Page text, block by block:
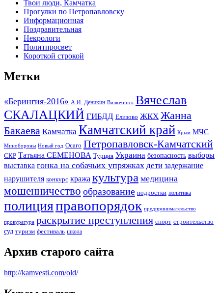
Твои люди, Камчатка
Прогулки по Петропавловску
Информационная
Поздравительная
Некрологи
Политпросвет
Короткой строкой
Метки
«Берингия-2016» А.И. Деникин Вилючинск Вячеслав
СКАЛАЦКИЙ ГИБДД Елизово ЖКХ Жанна
Бакаева Камчатка Камчатский край Крым МЧС
Минобороны Новый год Осаго Петропавловск-Камчатский
СКР Татьяна СЕМЕНОВА Турция Украина безопасность выборы
выставка гонка на собачьих упряжках дети задержание
нарушителя конкурс кража культура медицина
мошенничество образование подростки политика
полицияправопорядок предпринимательство
прокуратура раскрытие преступления спорт строительство
суд туризм фестиваль школа
Архив старого сайта
http://kamvesti.com/old/